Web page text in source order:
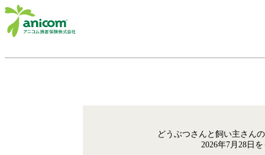
どうぶつさんと飼い主さん
2026年7月28日